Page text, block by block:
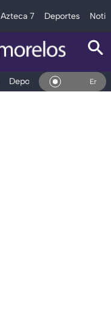
Azteca 7 Deportes
Deportes Espectáculos
En Vivo